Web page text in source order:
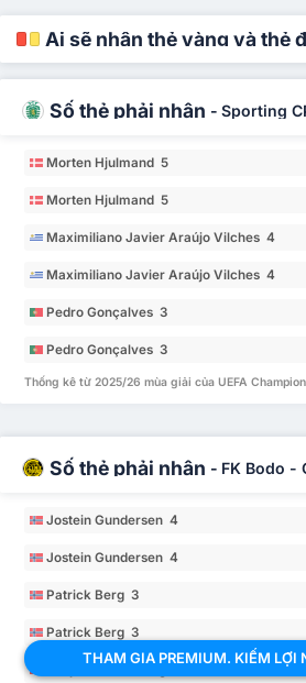
Ai sẽ nhận thẻ vàng và thẻ
Số thẻ phải nhận - Sporting
Morten Hjulmand 5
Morten Hjulmand 5
Maximiliano Javier Araújo Vilches 4
Maximiliano Javier Araújo Vilches 4
Pedro Gonçalves 3
Pedro Gonçalves 3
Thống kê từ 2025/26 mùa giải của UEFA
Số thẻ phải nhận - FK Bodo -
Jostein Gundersen 4
Jostein Gundersen 4
Patrick Berg 3
Patrick Berg 3
THAM GIA PREMIUM. KIẾM LỢI